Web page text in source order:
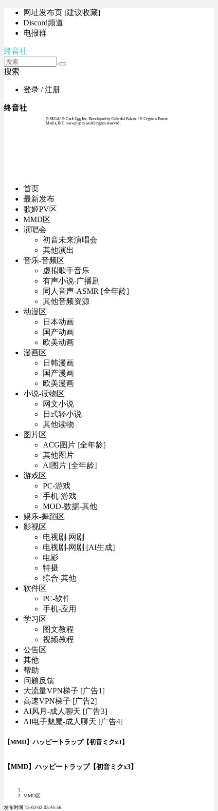
网址发布页 [建议收藏]
Discord频道
电报群
终音社
搜索
登录 / 注册
终音社
© SEGA / © Craft Egg Inc. Developed by Colorful Palette / © Crypton Future
Media, INC. www.piapro.netAll rights reserved.
首页
最新发布
歌姬PV区
MMD区
演唱会
初音未来演唱会
其他演出
音乐-音频区
虚拟歌手音乐
有声小说-广播剧
同人音声-ASMR [全年龄]
其他音频资源
动漫区
日本动画
国产动画
欧美动画
漫画区
日韩漫画
国产漫画
欧美漫画
小说-读物区
网文小说
日式轻小说
其他读物
图片区
ACG图片 [全年龄]
其他图片
AI图片 [全年龄]
游戏区
PC-游戏
手机-游戏
MOD-数据-其他
娱乐-舞蹈区
影视区
电视剧-网剧
电视剧-网剧 [AI生成]
电影
特摄
综合-其他
软件区
PC-软件
手机-应用
学习区
图文教程
视频教程
公告区
其他
帮助
问题反馈
大流量VPN梯子 [广告1]
高速VPN梯子 [广告2]
AI风月-成人聊天 [广告3]
AI电子魅魔-成人聊天 [广告4]
【MMD】ハッピートラップ【初音ミクx3】
【MMD】ハッピートラップ【初音ミクx3】
MMD区
发布时间 15-02-02 05:45:56